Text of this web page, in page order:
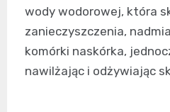
wody wodorowej, która
zanieczyszczenia,
komórki naskórka,
nawilżając i odżywiając